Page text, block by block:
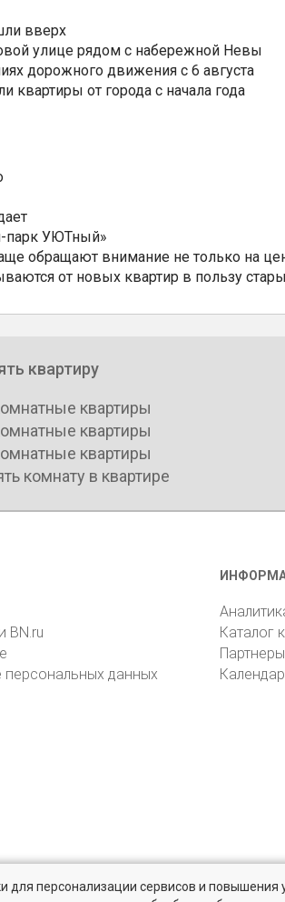
вверх
улице рядом с набережной Невы
дорожного движения с 6 августа
квартиры от города с начала года
парк УЮТный»
обращают внимание не только на
от новых квартир в пользу
квартиру
квартиры
квартиры
квартиры
комнату в квартире
BN.ru
персональных данных
Каталог
Партнеры
пр. Юрия Гагарина, 1 reklama@bn.ru
для персонализации сервисов и повышения